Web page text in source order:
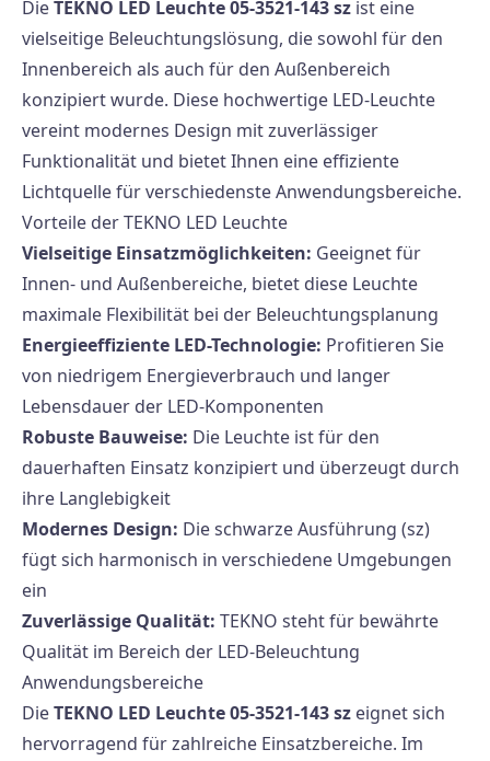
DieTEKNO LED Leuchte 05-3521-143 sz ist eine
vielseitige Beleuchtungslösung, die sowohl für den
Innenbereich als auch für den Außenbereich
konzipiert wurde. Diese hochwertige LED-Leuchte
vereint modernes Design mit zuverlässiger
Funktionalität und bietet Ihnen eine effiziente
Lichtquelle für verschiedenste Anwendungsbereiche.
Vorteile der TEKNO LED Leuchte
Vielseitige Einsatzmöglichkeiten: Geeignet für
Innen- und Außenbereiche, bietet diese Leuchte
maximale Flexibilität bei der Beleuchtungsplanung
Energieeffiziente LED-Technologie: Profitieren Sie
von niedrigem Energieverbrauch und langer
Lebensdauer der LED-Komponenten
Robuste Bauweise: Die Leuchte ist für den
dauerhaften Einsatz konzipiert und überzeugt durch
ihre Langlebigkeit
Modernes Design: Die schwarze Ausführung (sz)
fügt sich harmonisch in verschiedene Umgebungen
ein
Zuverlässige Qualität: TEKNO steht für bewährte
Qualität im Bereich der LED-Beleuchtung
Anwendungsbereiche
DieTEKNO LED Leuchte 05-3521-143 sz eignet sich
hervorragend für zahlreiche Einsatzbereiche. Im